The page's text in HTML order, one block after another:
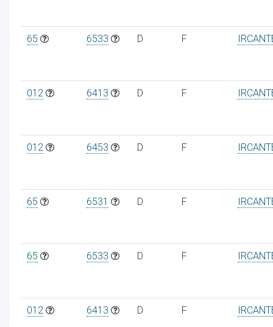
65 6533 D F
012 6413 D F
012 6453 D F
65 6531 D F
65 6533 D F
012 6413 D F